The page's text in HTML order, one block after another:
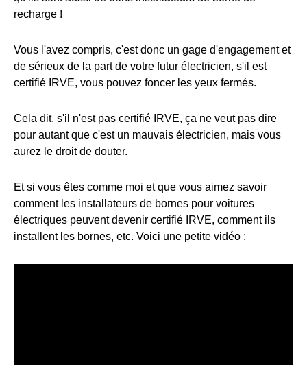
recharge !
Vous l'avez compris, c'est donc un gage d'engagement et
de sérieux de la part de votre futur électricien, s'il est
certifié IRVE, vous pouvez foncer les yeux fermés.
Cela dit, s'il n'est pas certifié IRVE, ça ne veut pas dire
pour autant que c'est un mauvais électricien, mais vous
aurez le droit de douter.
Et si vous êtes comme moi et que vous aimez savoir
comment les installateurs de bornes pour voitures
électriques peuvent devenir certifié IRVE, comment ils
installent les bornes, etc. Voici une petite vidéo :